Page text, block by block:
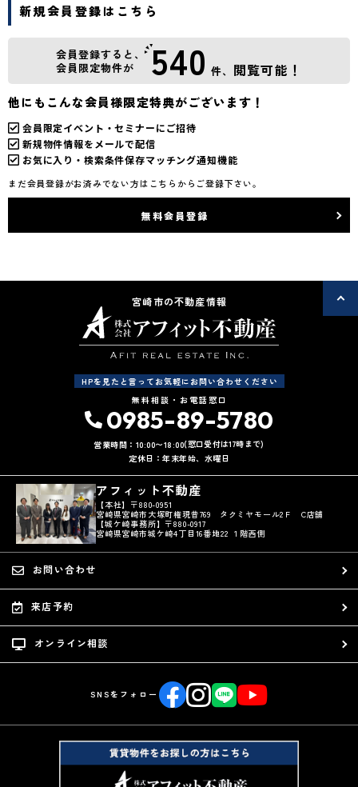
新規会員登録はこちら
会員登録すると、
会員限定物件が
540 件、 閲覧可能！
他にもこんな会員様限定特典がございます！
会員限定イベント・セミナーにご招待
新規物件情報をメールで配信
お気に入り・検索条件保存マッチング通知機能
まだ会員登録がお済みでない方はこちらからご登録下さい。
無料会員登録
宮崎市の不動産情報
HPを見たと言ってお気軽にお問い合わせください
無料相談・お電話窓口
0985-89-5780
営業時間：10:00〜18:00(窓口受付は17時まで)
定休日：年末年始、水曜日
アフィット不動産
【本社】〒880-0951
宮崎県宮崎市大塚町権現昔769 タクミヤモール2Ｆ C店舗
【城ケ崎事務所】〒880-0917
宮崎県宮崎市城ケ崎4丁目16番地22 １階西側
お問い合わせ
来店予約
オンライン相談
SNSをフォロー